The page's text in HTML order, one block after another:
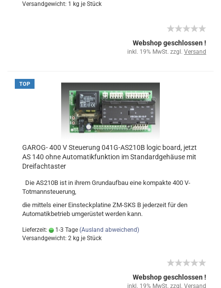
Versandgewicht: 1 kg je Stück
Webshop geschlossen !
inkl. 19% MwSt. zzgl. Versand
TOP
GAROG- 400 V Steuerung 041G-AS210B logic board, jetzt
AS 140 ohne Automatikfunktion im Standardgehäuse mit
Dreifachtaster
Die AS210B ist in ihrem Grundaufbau eine kompakte 400 V-
Totmannsteuerung,
die mittels einer Einsteckplatine ZM-SKS B jederzeit für den
Automatikbetrieb umgerüstet werden kann.
Lieferzeit: 1-3 Tage (Ausland abweichend)
Versandgewicht: 2 kg je Stück
Webshop geschlossen !
inkl. 19% MwSt. zzgl. Versand